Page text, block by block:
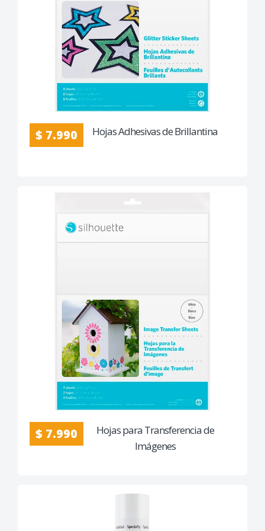
$ 7.990 Hojas Adhesivas de Brillantina
$ 7.990
Hojas para Transferencia de
Imágenes